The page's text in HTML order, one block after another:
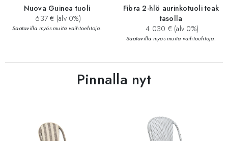
Nuova Guinea tuoli
637 € (alv 0%)
Saatavilla myös muita vaihtoehtoja.
Fibra 2-hlö aurinkotuoli teak
tasolla
4 030 € (alv 0%)
Saatavilla myös muita vaihtoehtoja.
Pinnalla nyt